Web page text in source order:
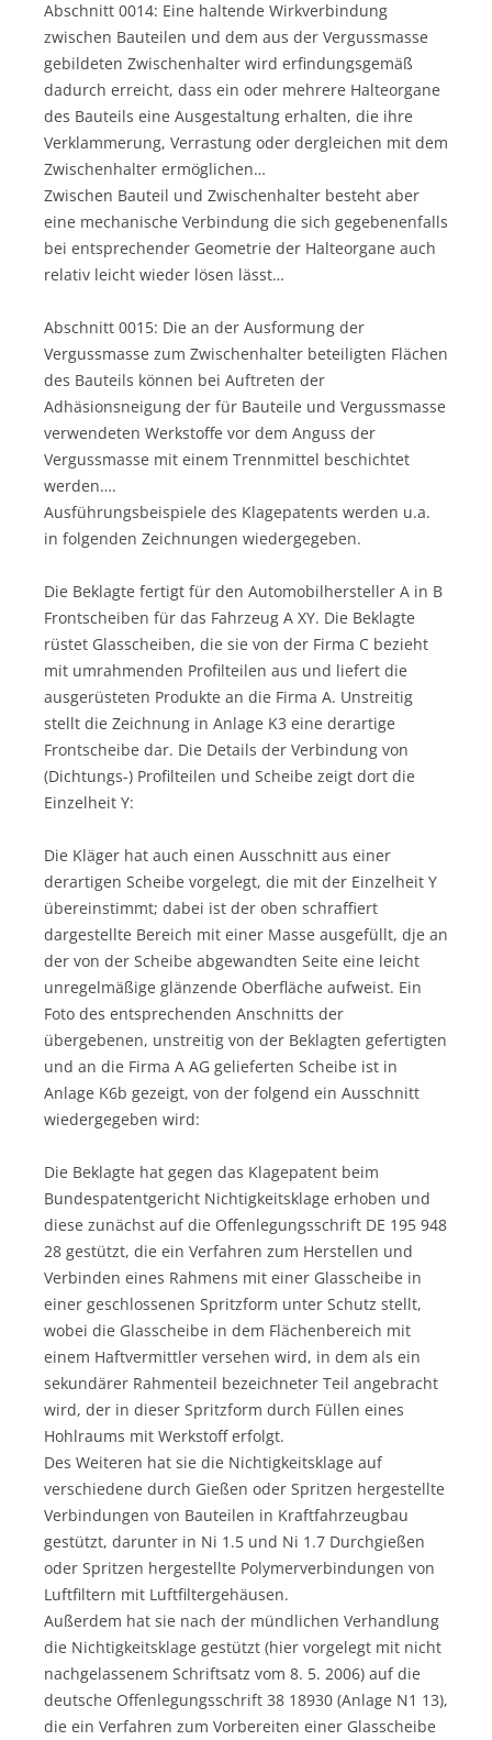
Abschnitt 0014: Eine haltende Wirkverbindung
zwischen Bauteilen und dem aus der Vergussmasse
gebildeten Zwischenhalter wird erfindungsgemäß
dadurch erreicht, dass ein oder mehrere Halteorgane
des Bauteils eine Ausgestaltung erhalten, die ihre
Verklammerung, Verrastung oder dergleichen mit dem
Zwischenhalter ermöglichen…
Zwischen Bauteil und Zwischenhalter besteht aber
eine mechanische Verbindung die sich gegebenenfalls
bei entsprechender Geometrie der Halteorgane auch
relativ leicht wieder lösen lässt…
Abschnitt 0015: Die an der Ausformung der
Vergussmasse zum Zwischenhalter beteiligten Flächen
des Bauteils können bei Auftreten der
Adhäsionsneigung der für Bauteile und Vergussmasse
verwendeten Werkstoffe vor dem Anguss der
Vergussmasse mit einem Trennmittel beschichtet
werden….
Ausführungsbeispiele des Klagepatents werden u.a.
in folgenden Zeichnungen wiedergegeben.
Die Beklagte fertigt für den Automobilhersteller A in B
Frontscheiben für das Fahrzeug A XY. Die Beklagte
rüstet Glasscheiben, die sie von der Firma C bezieht
mit umrahmenden Profilteilen aus und liefert die
ausgerüsteten Produkte an die Firma A. Unstreitig
stellt die Zeichnung in Anlage K3 eine derartige
Frontscheibe dar. Die Details der Verbindung von
(Dichtungs-) Profilteilen und Scheibe zeigt dort die
Einzelheit Y:
Die Kläger hat auch einen Ausschnitt aus einer
derartigen Scheibe vorgelegt, die mit der Einzelheit Y
übereinstimmt; dabei ist der oben schraffiert
dargestellte Bereich mit einer Masse ausgefüllt, dje an
der von der Scheibe abgewandten Seite eine leicht
unregelmäßige glänzende Oberfläche aufweist. Ein
Foto des entsprechenden Anschnitts der
übergebenen, unstreitig von der Beklagten gefertigten
und an die Firma A AG gelieferten Scheibe ist in
Anlage K6b gezeigt, von der folgend ein Ausschnitt
wiedergegeben wird:
Die Beklagte hat gegen das Klagepatent beim
Bundespatentgericht Nichtigkeitsklage erhoben und
diese zunächst auf die Offenlegungsschrift DE 195 948
28 gestützt, die ein Verfahren zum Herstellen und
Verbinden eines Rahmens mit einer Glasscheibe in
einer geschlossenen Spritzform unter Schutz stellt,
wobei die Glasscheibe in dem Flächenbereich mit
einem Haftvermittler versehen wird, in dem als ein
sekundärer Rahmenteil bezeichneter Teil angebracht
wird, der in dieser Spritzform durch Füllen eines
Hohlraums mit Werkstoff erfolgt.
Des Weiteren hat sie die Nichtigkeitsklage auf
verschiedene durch Gießen oder Spritzen hergestellte
Verbindungen von Bauteilen in Kraftfahrzeugbau
gestützt, darunter in Ni 1.5 und Ni 1.7 Durchgießen
oder Spritzen hergestellte Polymerverbindungen von
Luftfiltern mit Luftfiltergehäusen.
Außerdem hat sie nach der mündlichen Verhandlung
die Nichtigkeitsklage gestützt (hier vorgelegt mit nicht
nachgelassenem Schriftsatz vom 8. 5. 2006) auf die
deutsche Offenlegungsschrift 38 18930 (Anlage N1 13),
die ein Verfahren zum Vorbereiten einer Glasscheibe